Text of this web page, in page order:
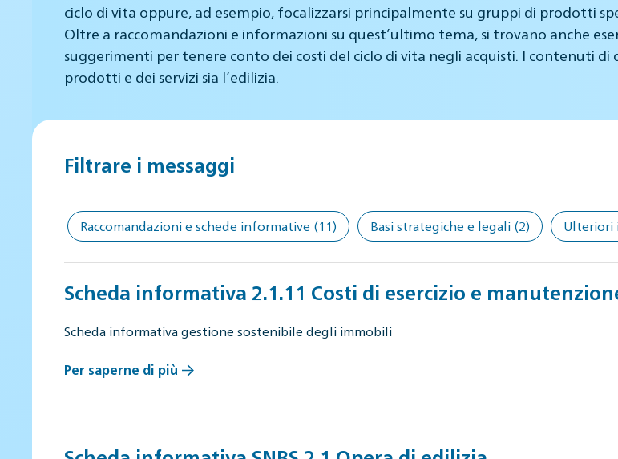
ciclo di vita oppure, ad esempio, focalizzarsi principalmente su gruppi di prodotti
Oltre a raccomandazioni e informazioni su quest’ultimo tema, si trovano anche
suggerimenti per tenere conto dei costi del ciclo di vita negli acquisti. I contenuti
prodotti e dei servizi sia l’edilizia.
Filtrare i messaggi
Raccomandazioni e schede informative (11) Basi strategiche e legali (2) Ulteriori
Scheda informativa 2.1.11 Costi di esercizio e
Scheda informativa gestione sostenibile degli immobili
Per saperne di più